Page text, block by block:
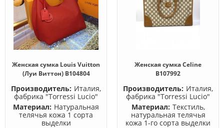
Женская сумка Louis Vuitton
(Луи Виттон) B104804
Производитель: Италия,
фабрика "Torressi Lucio"
Материал: Натуральная
телячья кожа 1 сорта
выделки
Женская сумка Celine
B107992
Производитель: Италия,
фабрика "Torressi Lucio"
Материал: Текстиль,
натуральная телячья
кожа 1-го сорта выделки